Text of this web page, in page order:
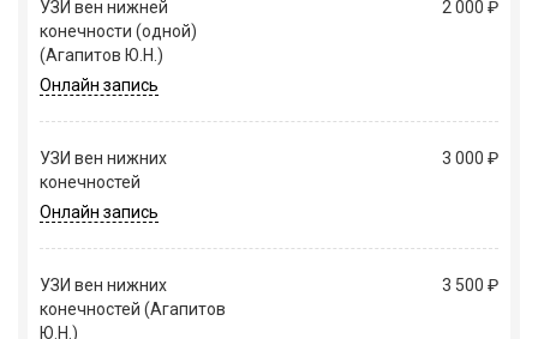
УЗИ вен нижней
конечности (одной)
(Агапитов Ю.Н.)
2 000 ₽
Онлайн запись
УЗИ вен нижних
конечностей
3 000 ₽
Онлайн запись
УЗИ вен нижних
конечностей (Агапитов
Ю.Н.)
3 500 ₽